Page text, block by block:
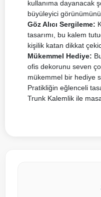
kullanıma dayanacak
büyüleyici
Göz Alıcı Sergileme:
tasarımı, bu kalem
kişilik katan dikkat
Mükemmel Hediye:
ofis dekorunu seven
mükemmel bir hediye
Pratikliğin eğlenceli
Trunk Kalemlik ile